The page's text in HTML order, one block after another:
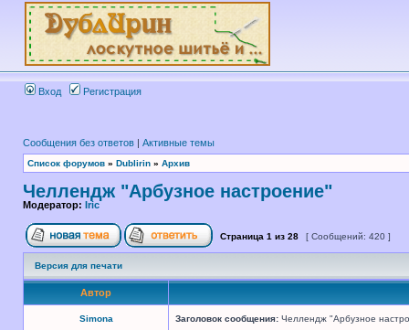
Вход Регистрация
Сообщения без ответов | Активные темы
Список форумов » Dublirin » Архив
Челлендж "Арбузное настроение"
Модератор: Iric
Страница 1 из 28 [ Сообщений: 420 ]
Версия для печати
Автор
Simona Заголовок сообщения: Челлендж "Арбузное